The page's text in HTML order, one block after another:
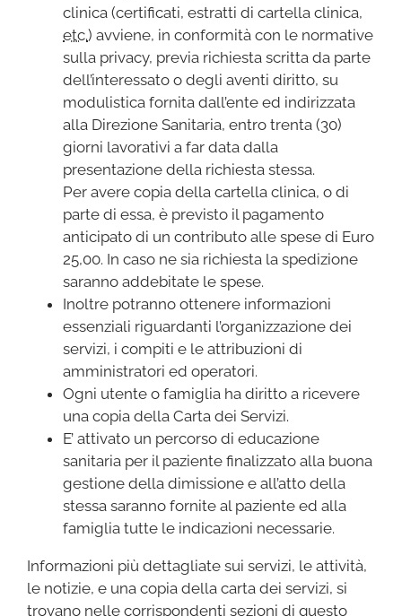
clinica (certificati, estratti di cartella clinica,
etc.) avviene, in conformità con le normative
sulla privacy, previa richiesta scritta da parte
dell’interessato o degli aventi diritto, su
modulistica fornita dall’ente ed indirizzata
alla Direzione Sanitaria, entro trenta (30)
giorni lavorativi a far data dalla
presentazione della richiesta stessa.
Per avere copia della cartella clinica, o di
parte di essa, è previsto il pagamento
anticipato di un contributo alle spese di Euro
25,00. In caso ne sia richiesta la spedizione
saranno addebitate le spese.
Inoltre potranno ottenere informazioni
essenziali riguardanti l’organizzazione dei
servizi, i compiti e le attribuzioni di
amministratori ed operatori.
Ogni utente o famiglia ha diritto a ricevere
una copia della Carta dei Servizi.
E’ attivato un percorso di educazione
sanitaria per il paziente finalizzato alla buona
gestione della dimissione e all’atto della
stessa saranno fornite al paziente ed alla
famiglia tutte le indicazioni necessarie.
Informazioni più dettagliate sui servizi, le attività,
le notizie, e una copia della carta dei servizi, si
trovano nelle corrispondenti sezioni di questo